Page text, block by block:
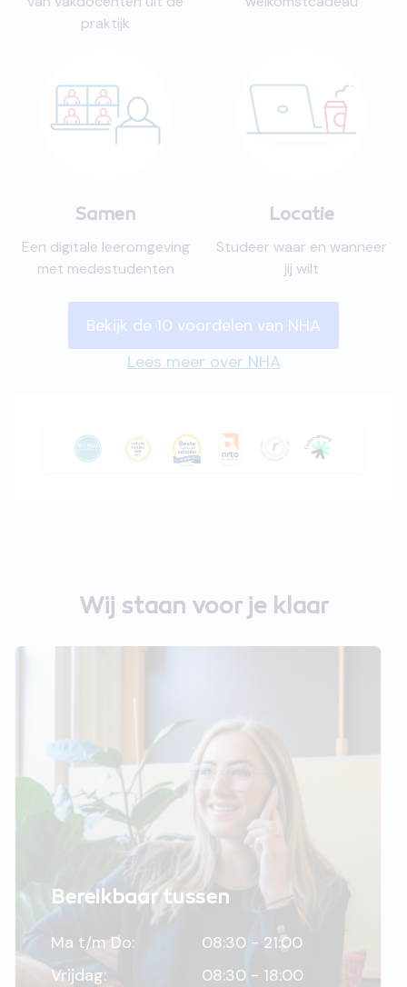
praktijk
Samen
Een digitale leeromgeving
met medestudenten
Locatie
Studeer waar en wanneer
jij wilt
Bekijk de 10 voordelen van NHA
Lees meer over NHA
Wij staan voor je klaar
Bereikbaar tussen
Ma t/m Do:
08:30 - 21:00
Vrijdag:
08:30 - 18:00